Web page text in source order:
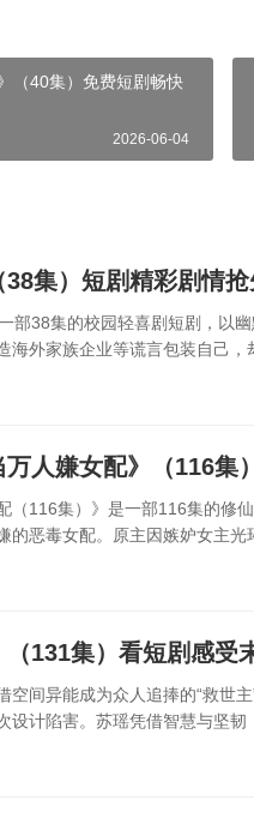
（40集）免费短剧畅快
2026-06-04
38集）短剧精彩剧情
部38集的校园轻喜剧短剧，以
海外家族企业等谎言包装自己
万人嫌女配》（116集
（116集）》是一部116集的
的恶毒女配。原主因嫉妒女主
（131集）看短剧感受
空间异能成为众人追捧的“救世
设计陷害。苏瑶凭借智慧与坚